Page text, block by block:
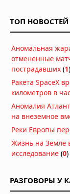
ТОП НОВОСТЕЙ
Аномальная
отменённые
пострадавших (1)
Ракета SpaceX
километров в
Аномалия
на внеземное
Реки Европы
Жизнь на Земле
исследование (0)
РАЗГОВОРЫ У